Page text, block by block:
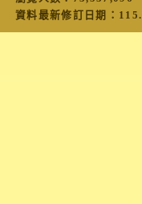
資料最新修訂日期：